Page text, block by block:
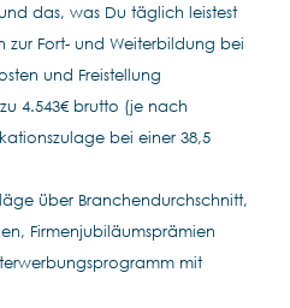
das, was Du täglich leistest
Fort- und Weiterbildung bei
und Freistellung
4.543€ brutto (je nach
bei einer 38,5
über Branchendurchschnitt,
Firmenjubiläumsprämien
mit